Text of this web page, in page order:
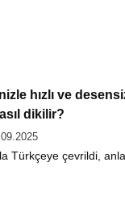
hızlı ve
dikilir?
Türkçeye çevrildi,